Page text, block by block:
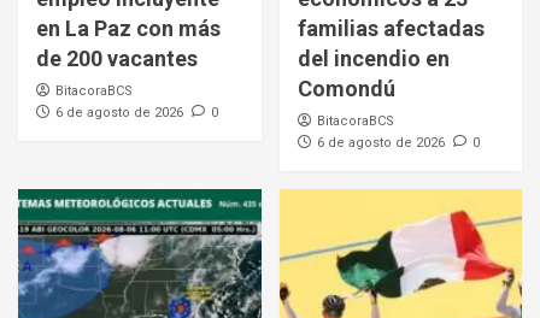
en La Paz con más
de 200 vacantes
BitacoraBCS
6 de agosto de 2026
0
familias afectadas
del incendio en
Comondú
BitacoraBCS
6 de agosto de 2026
0